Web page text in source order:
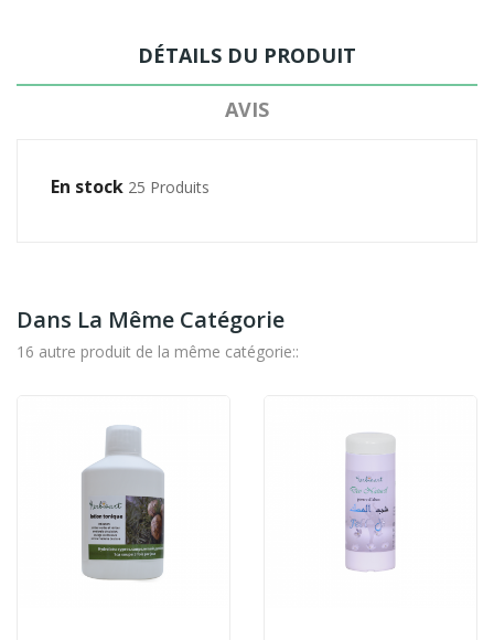
DÉTAILS DU PRODUIT
AVIS
En stock 25 Produits
Dans La Même Catégorie
16 autre produit de la même catégorie::